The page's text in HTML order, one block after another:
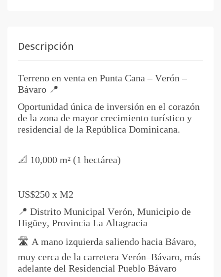
Descripción
Terreno en venta en Punta Cana – Verón –
Bávaro 📍
Oportunidad única de inversión en el corazón
de la zona de mayor crecimiento turístico y
residencial de la República Dominicana.
📐 10,000 m² (1 hectárea)
US$250 x M2
📍 Distrito Municipal Verón, Municipio de
Higüey, Provincia La Altagracia
🛣️ A mano izquierda saliendo hacia Bávaro,
muy cerca de la carretera Verón–Bávaro, más
adelante del Residencial Pueblo Bávaro